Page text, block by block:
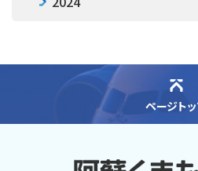
ページト